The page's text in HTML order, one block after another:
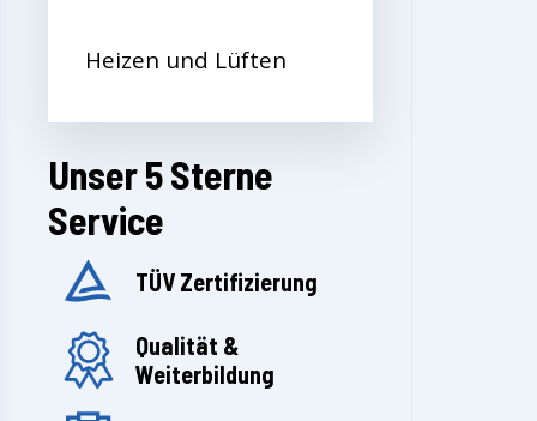
Heizen und Lüften
Unser 5 Sterne
Service
TÜV Zertifizierung
Qualität &
Weiterbildung